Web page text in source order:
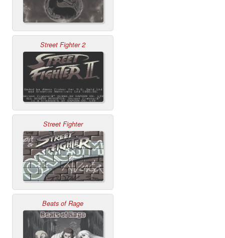
Street Fighter 2
Street Fighter
Beats of Rage